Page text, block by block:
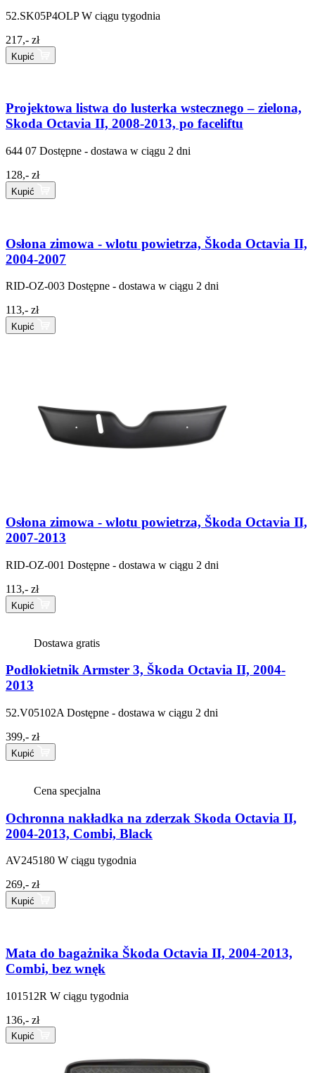
52.SK05P4OLP W ciągu tygodnia
217,- zł
Kupić
Projektowa listwa do lusterka wstecznego – zielona,
Skoda Octavia II, 2008-2013, po faceliftu
644 07 Dostępne - dostawa w ciągu 2 dni
128,- zł
Kupić
Osłona zimowa - wlotu powietrza, Škoda Octavia II,
2004-2007
RID-OZ-003 Dostępne - dostawa w ciągu 2 dni
113,- zł
Kupić
Osłona zimowa - wlotu powietrza, Škoda Octavia II,
2007-2013
RID-OZ-001 Dostępne - dostawa w ciągu 2 dni
113,- zł
Kupić
Dostawa gratis
Podłokietnik Armster 3, Škoda Octavia II, 2004-
2013
52.V05102A Dostępne - dostawa w ciągu 2 dni
399,- zł
Kupić
Cena specjalna
Ochronna nakładka na zderzak Skoda Octavia II,
2004-2013, Combi, Black
AV245180 W ciągu tygodnia
269,- zł
Kupić
Mata do bagażnika Škoda Octavia II, 2004-2013,
Combi, bez wnęk
101512R W ciągu tygodnia
136,- zł
Kupić